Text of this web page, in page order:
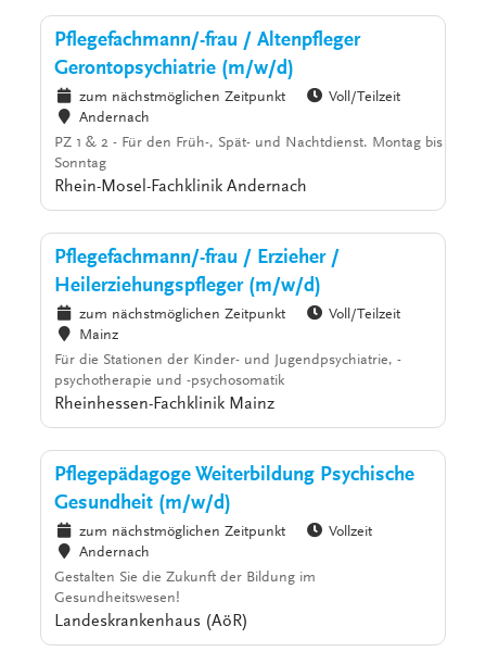
Pflegefachmann/-frau / Altenpfleger
Gerontopsychiatrie (m/w/d)
zum nächstmöglichen Zeitpunkt
Voll/Teilzeit
Andernach
PZ 1 & 2 - Für den Früh-, Spät- und Nachtdienst. Montag bis
Sonntag
Rhein-Mosel-Fachklinik Andernach
Pflegefachmann/-frau / Erzieher /
Heilerziehungspfleger (m/w/d)
zum nächstmöglichen Zeitpunkt
Voll/Teilzeit
Mainz
Für die Stationen der Kinder- und Jugendpsychiatrie, -
psychotherapie und -psychosomatik
Rheinhessen-Fachklinik Mainz
Pflegepädagoge Weiterbildung Psychische
Gesundheit (m/w/d)
zum nächstmöglichen Zeitpunkt
Vollzeit
Andernach
Gestalten Sie die Zukunft der Bildung im
Gesundheitswesen!
Landeskrankenhaus (AöR)